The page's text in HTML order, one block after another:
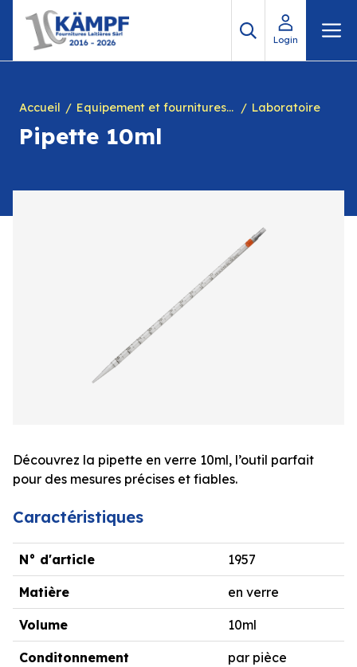
contenu
Login
Accueil Equipement et fournitures pour fromagerie Laboratoire
Pipette 10ml
Découvrez la pipette en verre 10ml, l’outil parfait
pour des mesures précises et fiables.
Caractéristiques
N° d'article 1957
Matière en verre
Volume 10ml
Conditonnement par pièce